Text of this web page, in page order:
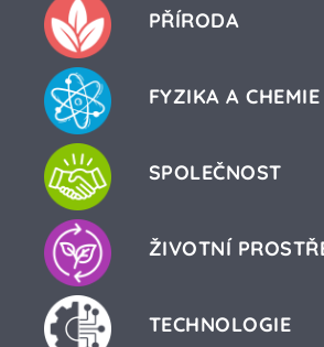
PŘÍRODA
FYZIKA A CHEMIE
SPOLEČNOST
ŽIVOTNÍ
TECHNOLOGIE